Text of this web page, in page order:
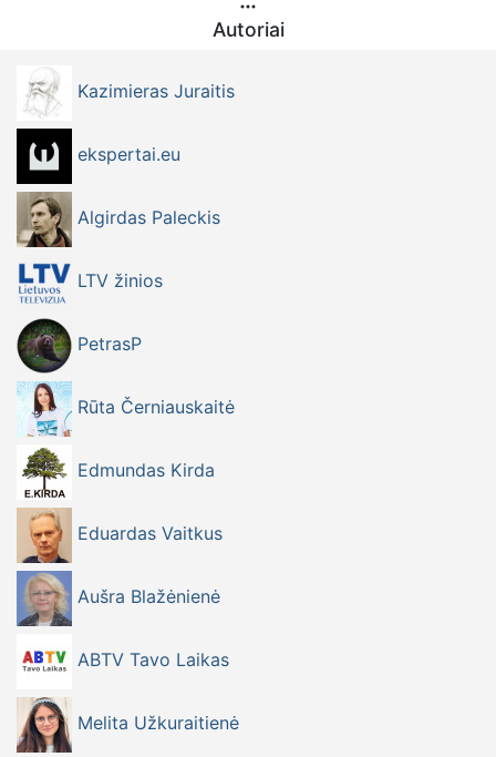
Autoriai
Kazimieras Juraitis
ekspertai.eu
Algirdas Paleckis
LTV žinios
PetrasP
Rūta Černiauskaitė
Edmundas Kirda
Eduardas Vaitkus
Aušra Blažėnienė
ABTV Tavo Laikas
Melita Užkuraitienė